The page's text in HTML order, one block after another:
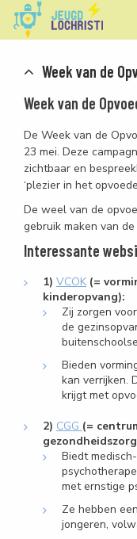
Week van de
Week van de
De Week van de
23 mei. Deze
zichtbaar en
‘plezier in het
De weel van de
gebruik maken van
Interessante
1) VCOK (=
kinderopvang):
Zij zorgen
de
Bieden
kan verrijken.
krijgt met
2) CGG (=
Biedt
met ernstige
Ze hebben
jongeren,